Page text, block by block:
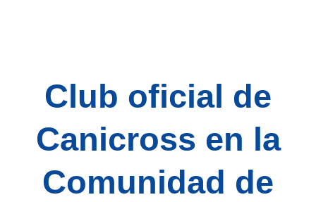
Club oficial de
Canicross en la
Comunidad de